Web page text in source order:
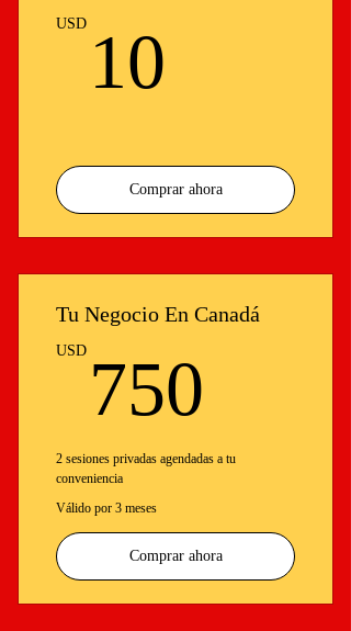
USD 10
Comprar ahora
Tu Negocio En Canadá
USD 750
2 sesiones privadas agendadas a tu
conveniencia
Válido por 3 meses
Comprar ahora